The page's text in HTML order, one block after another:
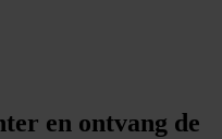
en ontvang de